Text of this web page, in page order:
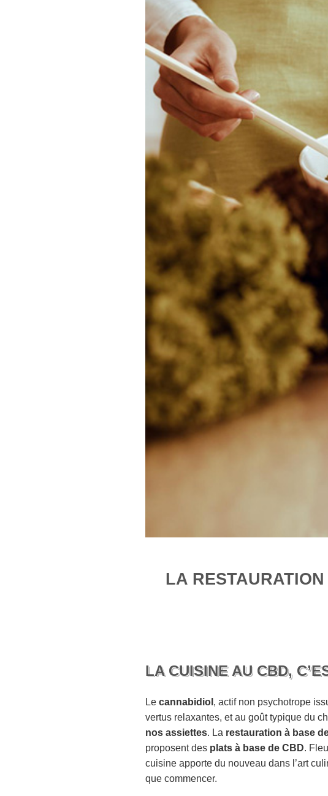
LA
LA CUISINE AU CBD,
Le cannabidiol , actif non psychotrope
vertus relaxantes, et au goût typique du
nos assiettes. La restauration à base
proposent des plats à base de CBD.
cuisine apporte du nouveau dans l’art
que commencer.